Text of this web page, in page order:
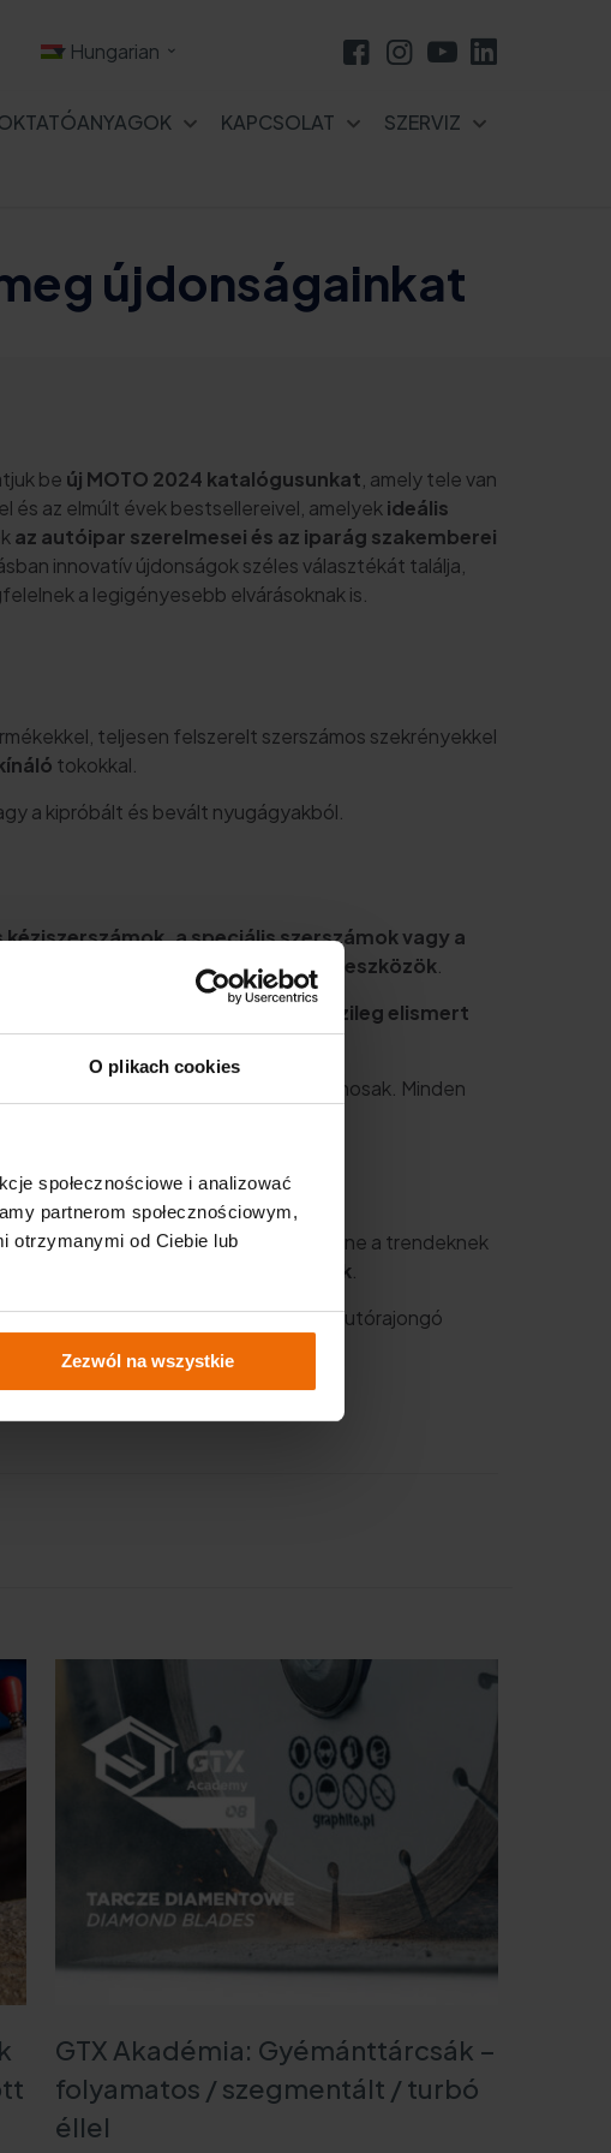
O plikach cookies
społecznościowe i analizować
partnerom społecznościowym,
otrzymanymi od Ciebie lub
Zezwól na wszystkie
Hungarian
KAPCSOLAT
SZERVIZ
újdonságainkat
be új MOTO 2024 katalógusunkat , amely tele van
és az elmúlt évek bestsellereivel, amelyek ideális
az autóipar szerelmesei és az iparág szakemberei
innovatív újdonságok széles választékát találja,
a legigényesebb elvárásoknak is.
teljesen felszerelt szerszámos szekrényekkel
tokokkal.
a kipróbált és bevált nyugágyakból.
kéziszerszámok, a speciális szerszámok vagy a
nélkülözhetetlen eszközök.
díjnyertes és nemzetközileg elismert
, amelyek számos helyzetben hasznosak. Minden
az autóipar világához. Találhat benne a trendeknek
felszerelésében ott kell lenniük.
minőségű termékeinkminden autórajongó
a megjelenített grafika alatt.
GTX Akadémia: Gyémánttárcsák –
folyamatos / szegmentált / turbó
éllel
Oldalaink
Kapcsolat